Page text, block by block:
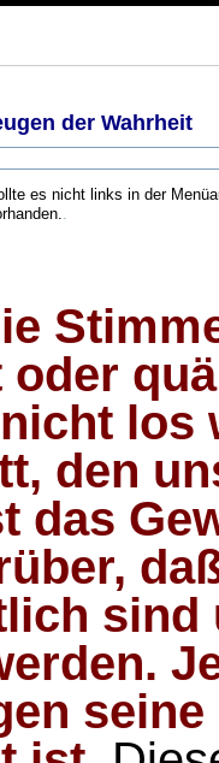
der Wahrheit
es nicht links in der
.
los
den
das
sind